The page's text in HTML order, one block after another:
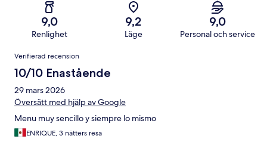
9,0
Renlighet
9,2
Läge
9,0
Personal och service
Recensioner
Verifierad recension
10/10 Enastående
29 mars 2026
Översätt med hjälp av Google
Menu muy sencillo y siempre lo mismo
ENRIQUE, 3 nätters resa